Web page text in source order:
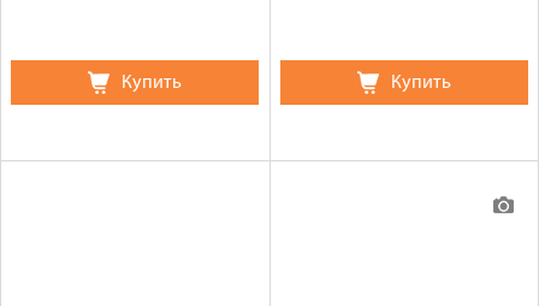
Купить Купить